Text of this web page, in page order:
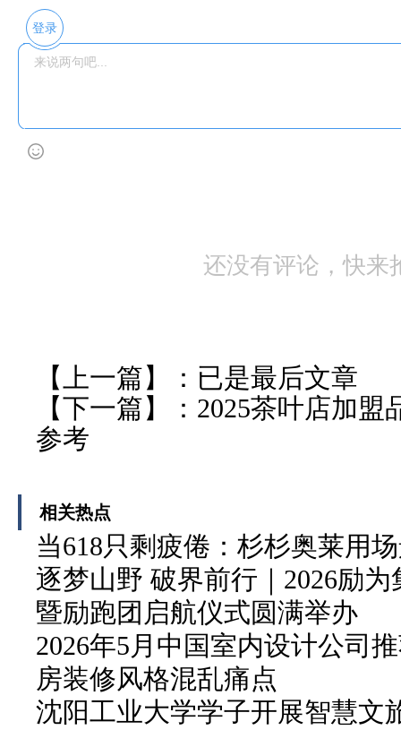
登录
还没有评论，快来
【上一篇】：已是最后文章
【下一篇】： 2025茶叶店加盟
参考
相关热点
当618只剩疲倦：杉杉奥莱用
逐梦山野 破界前行｜2026励
暨励跑团启航仪式圆满举办
2026年5月中国室内设计公司
房装修风格混乱痛点
沈阳工业大学学子开展智慧文